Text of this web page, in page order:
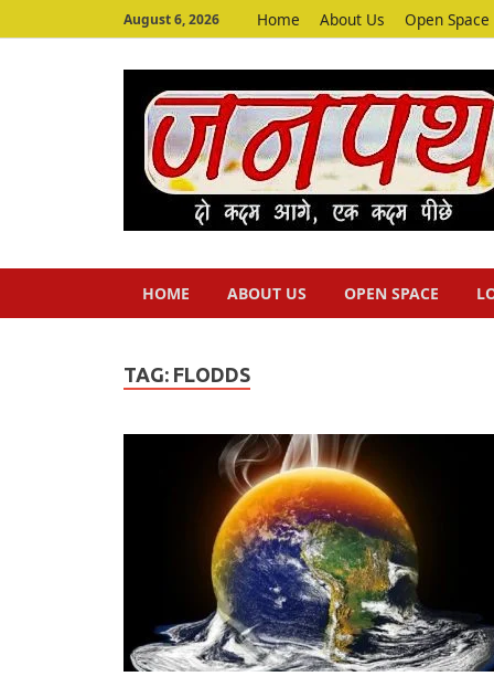
August 6, 2026 Home About Us Open Space
HOME ABOUT US OPEN SPACE
TAG: FLODDS